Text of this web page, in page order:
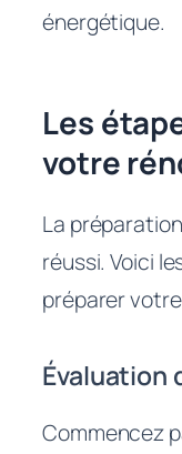
énergétique.
Les
votre
La
réussi. Voici
préparer
Évaluation
Commencez